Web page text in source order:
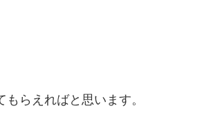
らえればと思います。